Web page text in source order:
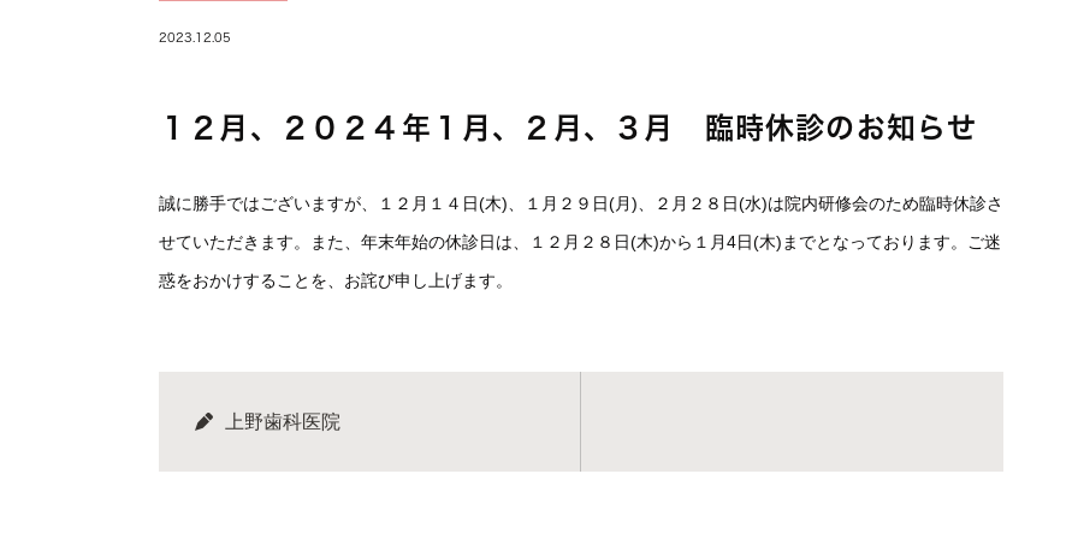
2023.12.05
１２月、２０２４年１月、２月、３月 臨時休診のお知らせ
誠に勝手ではございますが、１２月１４日(木)、１月２９日(月)、２月２８日(水)は院内研修会のため臨時休診さ
せていただきます。また、年末年始の休診日は、１２月２８日(木)から１月4日(木)までとなっております。ご迷
惑をおかけすることを、お詫び申し上げます。
上野歯科医院